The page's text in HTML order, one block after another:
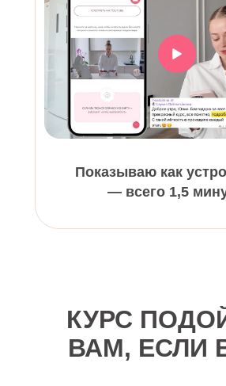
Показываю как
— всего 1,5
КУРС
ВАМ, ЕСЛИ